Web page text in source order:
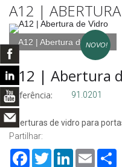
A12 |
A12 | Abertura de Vidro
NOVO!
A12 | Abertura
Referência: 91.0201
Aberturas de vidro para
Partilhar:
FacebookTwitterLinkedInEmail